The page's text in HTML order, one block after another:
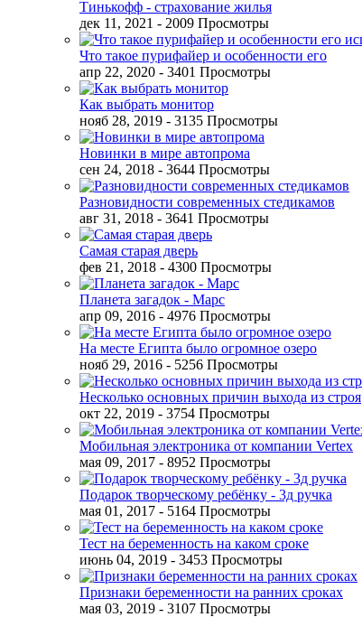
Тинькофф - страхование жилья
дек 11, 2021 - 2009 Просмотры
Что такое пурифайер и особенности его
апр 22, 2020 - 3401 Просмотры
Как выбрать монитор
нояб 28, 2019 - 3135 Просмотры
Новинки в мире автопрома
сен 24, 2018 - 3644 Просмотры
Разновидности современных стедикамов
авг 31, 2018 - 3641 Просмотры
Самая старая дверь
фев 21, 2018 - 4300 Просмотры
Планета загадок - Марс
апр 09, 2016 - 4976 Просмотры
На месте Египта было огромное озеро
нояб 29, 2016 - 5256 Просмотры
Несколько основных причин выхода из строя
окт 22, 2019 - 3754 Просмотры
Мобильная электроника от компании Vertex
мая 09, 2017 - 8952 Просмотры
Подарок творческому ребёнку - 3д ручка
мая 01, 2017 - 5164 Просмотры
Тест на беременность на каком сроке
июнь 04, 2019 - 3453 Просмотры
Признаки беременности на ранних сроках
мая 03, 2019 - 3107 Просмотры